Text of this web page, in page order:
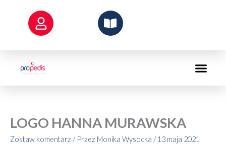
LOGO HANNA MURAWSKA
Zostaw komentarz / Przez Monika Wysocka / 13 maja 2021